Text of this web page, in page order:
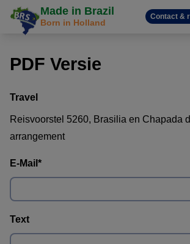
Made in Brazil
Born in Holland
Contact &
PDF Versie
Travel
Reisvoorstel 5260, Brasilia en Chapada
arrangement
E-Mail *
Text